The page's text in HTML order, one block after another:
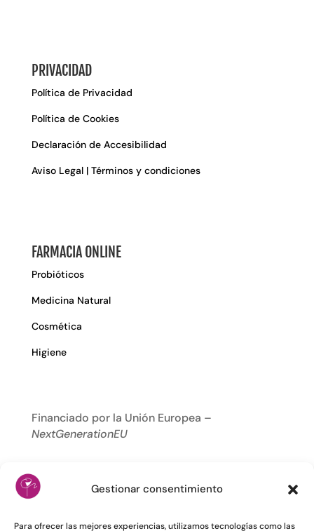
Gestionar consentimiento
Para ofrecer las mejores experiencias, utilizamos tecnologías como las
PRIVACIDAD
Política de Privacidad
Política de Cookies
Declaración de Accesibilidad
Aviso Legal | Términos y condiciones
FARMACIA ONLINE
Probióticos
Medicina Natural
Cosmética
Higiene
Financiado por la Unión Europea –
NextGenerationEU